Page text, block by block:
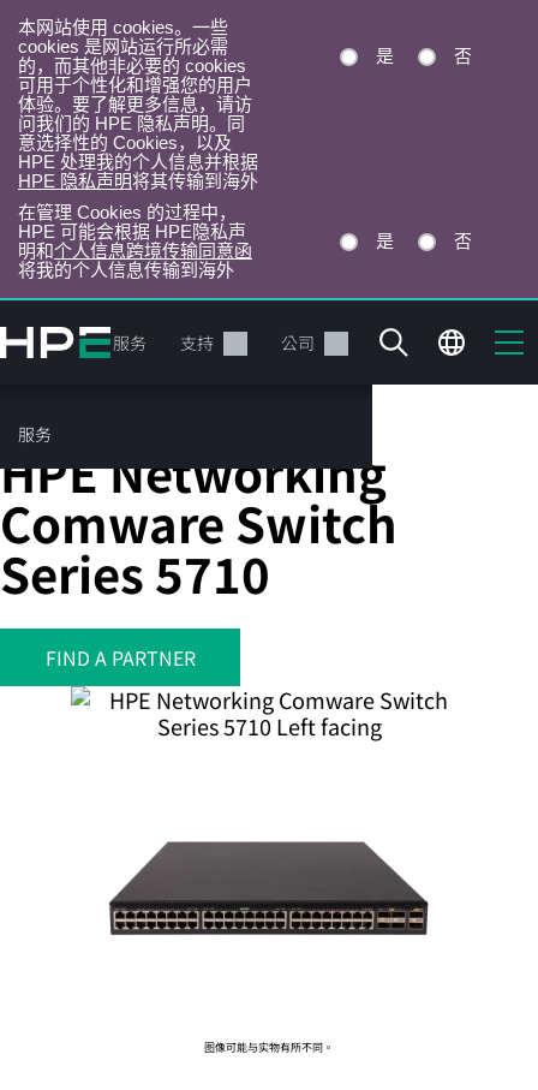
本网站使用 cookies。一些
cookies 是网站运行所必需
的，而其他非必要的 cookies
可用于个性化和增强您的用户
体验。要了解更多信息，请访
问我们的 HPE 隐私声明。同
意选择性的 Cookies，以及
HPE 处理我的个人信息并根据
HPE 隐私声明将其传输到海外
是 否
在管理 Cookies 的过程中，
HPE 可能会根据 HPE隐私声
明和个人信息跨境传输同意函
将我的个人信息传输到海外
是 否
转
到
目
录
产品 服务 支持 公司
服务
您的购物车目前是空的
前往 HPE 商店浏览、配置和订购。
固定端口 L3 托管以太网交换机
HPE Networking
Comware Switch
Series 5710
FIND A PARTNER
图像可能与实物有所不同。